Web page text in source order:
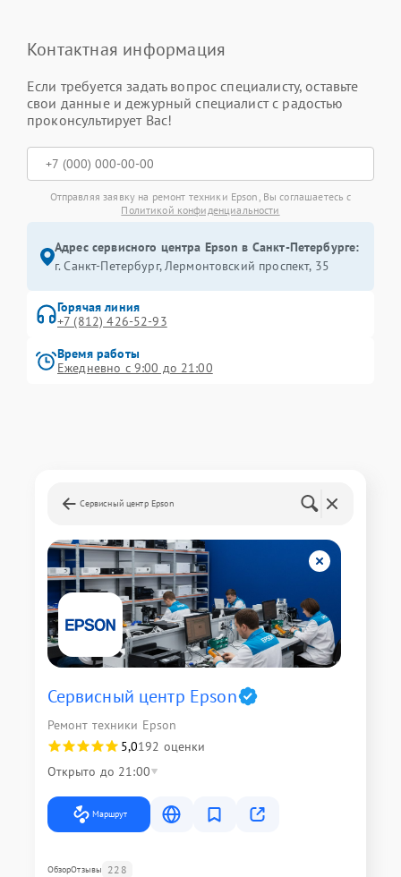
Контактная информация
Если требуется задать вопрос специалисту, оставьте
свои данные и дежурный специалист с радостью
проконсультирует Вас!
Отправляя заявку на ремонт техники Epson, Вы соглашаетесь с
Политикой конфиденциальности
Адрес сервисного центра Epson в Санкт-Петербурге:
г. Санкт-Петербург, Лермонтовский проспект, 35
Горячая линия
+7 (812) 426-52-93
Время работы
Ежедневно с 9:00 до 21:00
Сервисный центр Epson
Сервисный центр Epson
Ремонт техники Epson
5,0192 оценки
Открыто до 21:00
Маршрут
ОбзорОтзывы 228